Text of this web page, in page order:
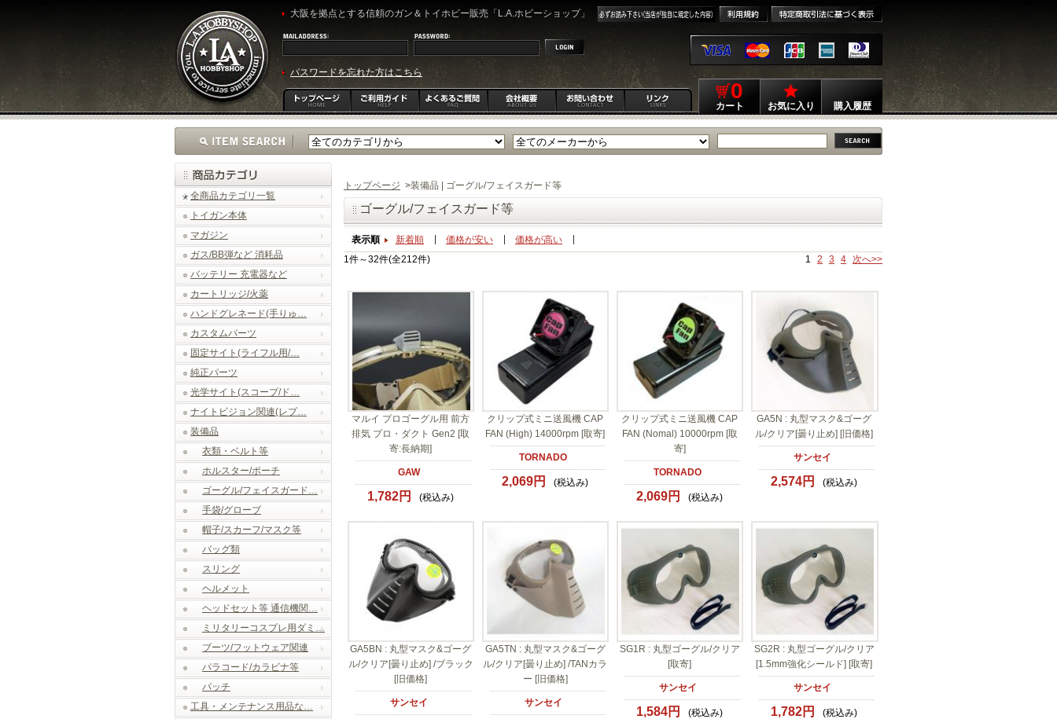
大阪を拠点とする信頼のガン＆トイホビー販売「L.A.ホビーショップ」
パスワードを忘れた方はこちら
0
カート お気に入り 購入履歴
全商品カテゴリ一覧
トイガン本体
マガジン
ガス/BB弾など 消耗品
バッテリー 充電器など
カートリッジ/火薬
ハンドグレネード(手りゅ…
カスタムパーツ
固定サイト(ライフル用/…
純正パーツ
光学サイト(スコープ/ド…
ナイトビジョン関連(レプ…
装備品
衣類・ベルト等
ホルスター/ポーチ
ゴーグル/フェイスガード…
手袋/グローブ
帽子/スカーフ/マスク等
バッグ類
スリング
ヘルメット
ヘッドセット等 通信機関…
ミリタリーコスプレ用ダミ…
ブーツ/フットウェア関連
パラコード/カラビナ等
パッチ
工具・メンテナンス用品な…
トップページ >装備品 | ゴーグル/フェイスガード等
ゴーグル/フェイスガード等
表示順 新着順 価格が安い
価格が高い
1件～32件(全212件)
1 2 3 4 次へ>>
マルイ プロゴーグル用 前方
排気 プロ・ダクト Gen2 [取
寄:長納期]
GAW
1,782円 (税込み)
クリップ式ミニ送風機 CAP
FAN (High) 14000rpm [取寄]
TORNADO
2,069円 (税込み)
クリップ式ミニ送風機 CAP
FAN (Nomal) 10000rpm [取
寄]
TORNADO
2,069円 (税込み)
GA5N : 丸型マスク&ゴーグ
ル/クリア[曇り止め] [旧価格]
サンセイ
2,574円 (税込み)
GA5BN : 丸型マスク&ゴーグ
ル/クリア[曇り止め] /ブラック
[旧価格]
サンセイ
GA5TN : 丸型マスク&ゴーグ
ル/クリア[曇り止め] /TANカラ
ー [旧価格]
サンセイ
SG1R : 丸型ゴーグル/クリア
[取寄]
サンセイ
1,584円 (税込み)
SG2R : 丸型ゴーグル/クリア
[1.5mm強化シールド] [取寄]
サンセイ
1,782円 (税込み)